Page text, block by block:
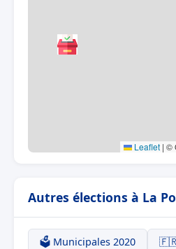
Leaflet | ©
Autres élections à La
🗳️ Municipales 2020 🇫🇷